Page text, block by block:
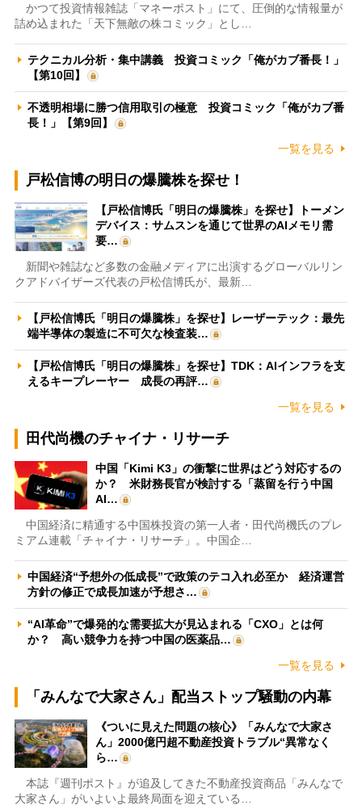
かつて投資情報雑誌「マネーポスト」にて、圧倒的な情報量が
詰め込まれた「天下無敵の株コミック」とし…
テクニカル分析・集中講義 投資コミック「俺がカブ番長！」
【第10回】
不透明相場に勝つ信用取引の極意 投資コミック「俺がカブ番
長！」【第9回】
一覧を見る
戸松信博の明日の爆騰株を探せ！
【戸松信博氏「明日の爆騰株」を探せ】トーメン
デバイス：サムスンを通じて世界のAIメモリ需
要…
新聞や雑誌など多数の金融メディアに出演するグローバルリン
クアドバイザーズ代表の戸松信博氏が、最新…
【戸松信博氏「明日の爆騰株」を探せ】レーザーテック：最先
端半導体の製造に不可欠な検査装…
【戸松信博氏「明日の爆騰株」を探せ】TDK：AIインフラを支
えるキープレーヤー 成長の再評…
一覧を見る
田代尚機のチャイナ・リサーチ
中国「Kimi K3」の衝撃に世界はどう対応するの
か？ 米財務長官が検討する「蒸留を行う中国
AI…
中国経済に精通する中国株投資の第一人者・田代尚機氏のプレ
ミアム連載「チャイナ・リサーチ」。中国企…
中国経済“予想外の低成長”で政策のテコ入れ必至か 経済運営
方針の修正で成長加速が予想さ…
“AI革命”で爆発的な需要拡大が見込まれる「CXO」とは何
か？ 高い競争力を持つ中国の医薬品…
一覧を見る
「みんなで大家さん」配当ストップ騒動の内幕
《ついに見えた問題の核心》「みんなで大家さ
ん」2000億円超不動産投資トラブル“異常なく
ら…
本誌『週刊ポスト』が追及してきた不動産投資商品「みんなで
大家さん」がいよいよ最終局面を迎えている…